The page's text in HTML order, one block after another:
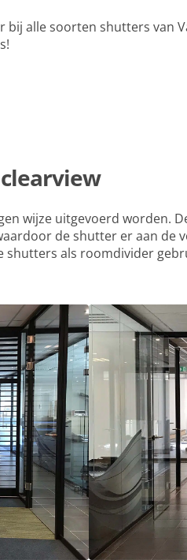
bij alle soorten shutters van
wijze uitgevoerd worden.
de shutter er aan de
shutters als roomdivider